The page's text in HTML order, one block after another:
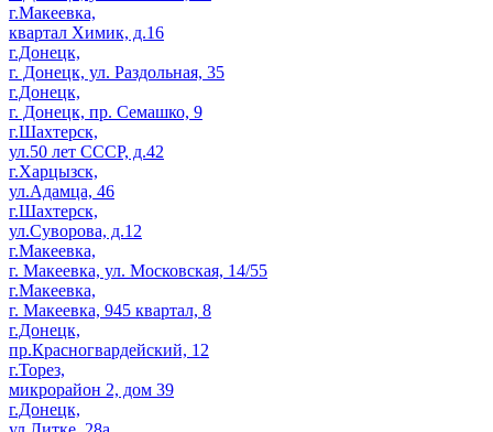
г.Макеевка,
квартал Химик, д.16
г.Донецк,
г. Донецк, ул. Раздольная, 35
г.Донецк,
г. Донецк, пр. Семашко, 9
г.Шахтерск,
ул.50 лет СССР, д.42
г.Харцызск,
ул.Адамца, 46
г.Шахтерск,
ул.Суворова, д.12
г.Макеевка,
г. Макеевка, ул. Московская, 14/55
г.Макеевка,
г. Макеевка, 945 квартал, 8
г.Донецк,
пр.Красногвардейский, 12
г.Торез,
микрорайон 2, дом 39
г.Донецк,